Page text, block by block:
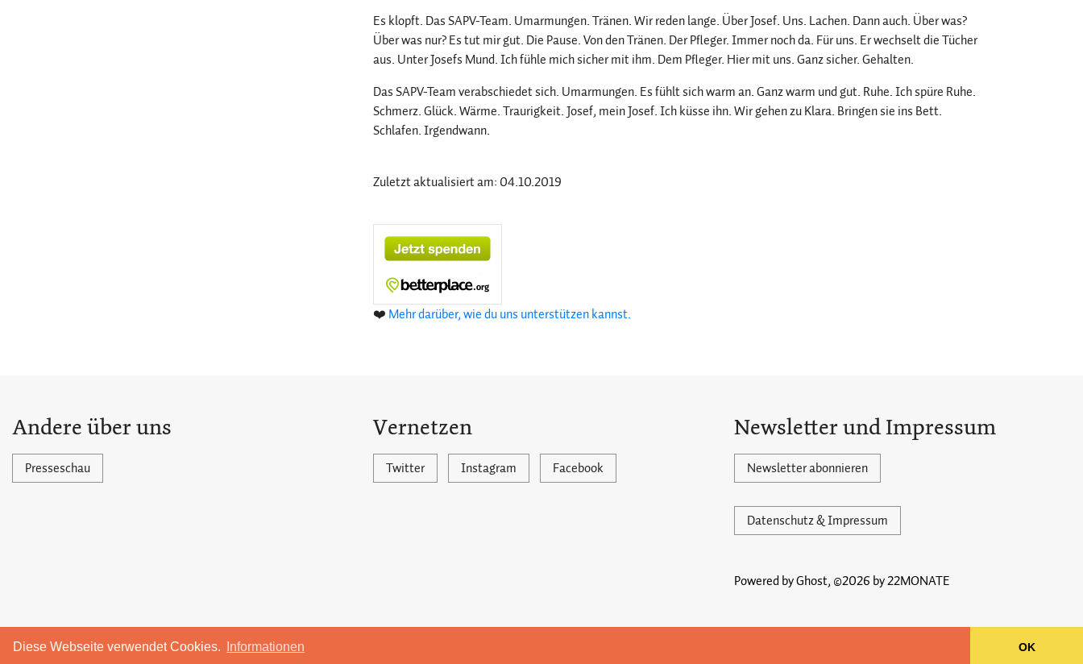
Diese Webseite verwendet Cookies. Informationen OK
Es klopft. Das SAPV-Team. Umarmungen. Tränen. Wir reden lange. Über Josef. Uns. Lachen. Dann auch. Über was?
Über was nur? Es tut mir gut. Die Pause. Von den Tränen. Der Pfleger. Immer noch da. Für uns. Er wechselt die Tücher
aus. Unter Josefs Mund. Ich fühle mich sicher mit ihm. Dem Pfleger. Hier mit uns. Ganz sicher. Gehalten.
Das SAPV-Team verabschiedet sich. Umarmungen. Es fühlt sich warm an. Ganz warm und gut. Ruhe. Ich spüre Ruhe.
Schmerz. Glück. Wärme. Traurigkeit. Josef, mein Josef. Ich küsse ihn. Wir gehen zu Klara. Bringen sie ins Bett.
Schlafen. Irgendwann.
Zuletzt aktualisiert am: 04.10.2019
❤️ Mehr darüber, wie du uns unterstützen kannst.
Andere über uns
Presseschau
Vernetzen
Twitter Instagram Facebook
Newsletter und Impressum
Newsletter abonnieren
Datenschutz & Impressum
Powered by Ghost,©2026 by 22MONATE